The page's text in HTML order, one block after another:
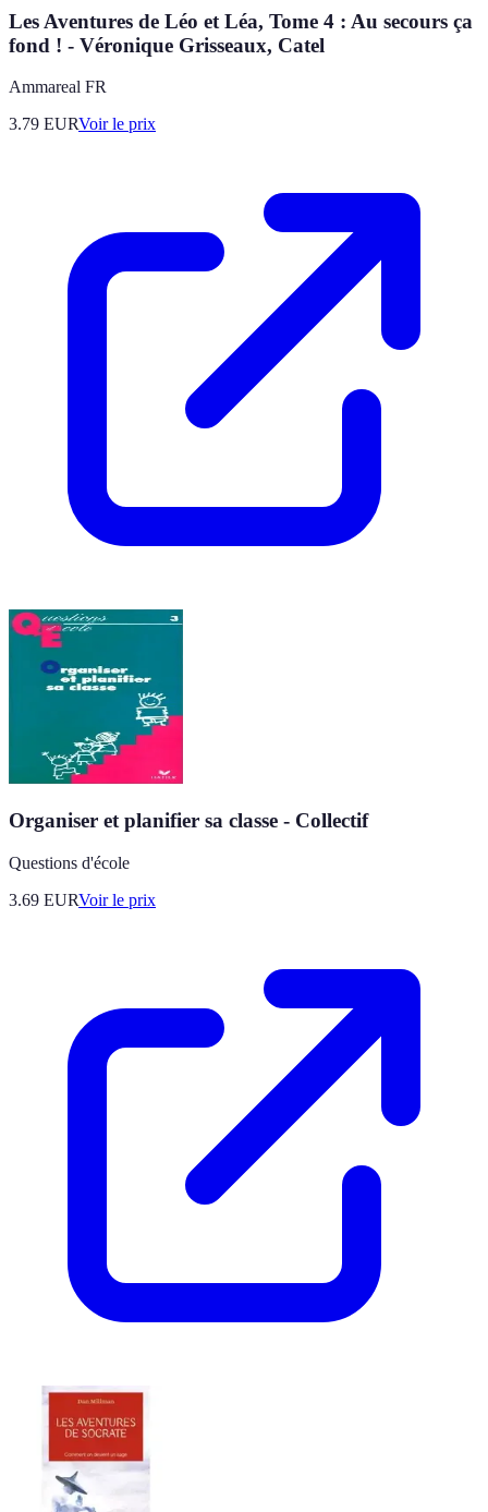
Les Aventures de Léo et Léa, Tome 4 : Au secours ça
fond ! - Véronique Grisseaux, Catel
Ammareal FR
3.79 EURVoir le prix
Organiser et planifier sa classe - Collectif
Questions d'école
3.69 EURVoir le prix